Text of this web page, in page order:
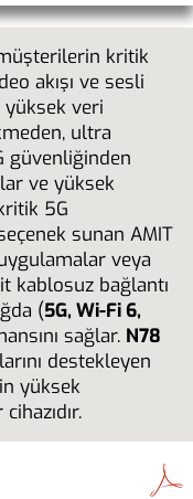
kritik
akışı ve sesli
veri
ultra
güvenliğinden
ve yüksek
5G
sunan AMIT
veya
kablosuz bağlantı
(5G, Wi-Fi 6,
sağlar. N78
destekleyen
yüksek